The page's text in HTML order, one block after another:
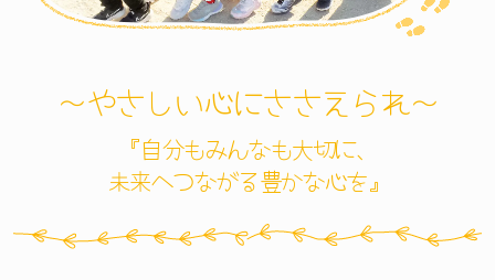
～やさしい心にささえられ～
『自分もみんなも大切に、
未来へつながる豊かな心を』